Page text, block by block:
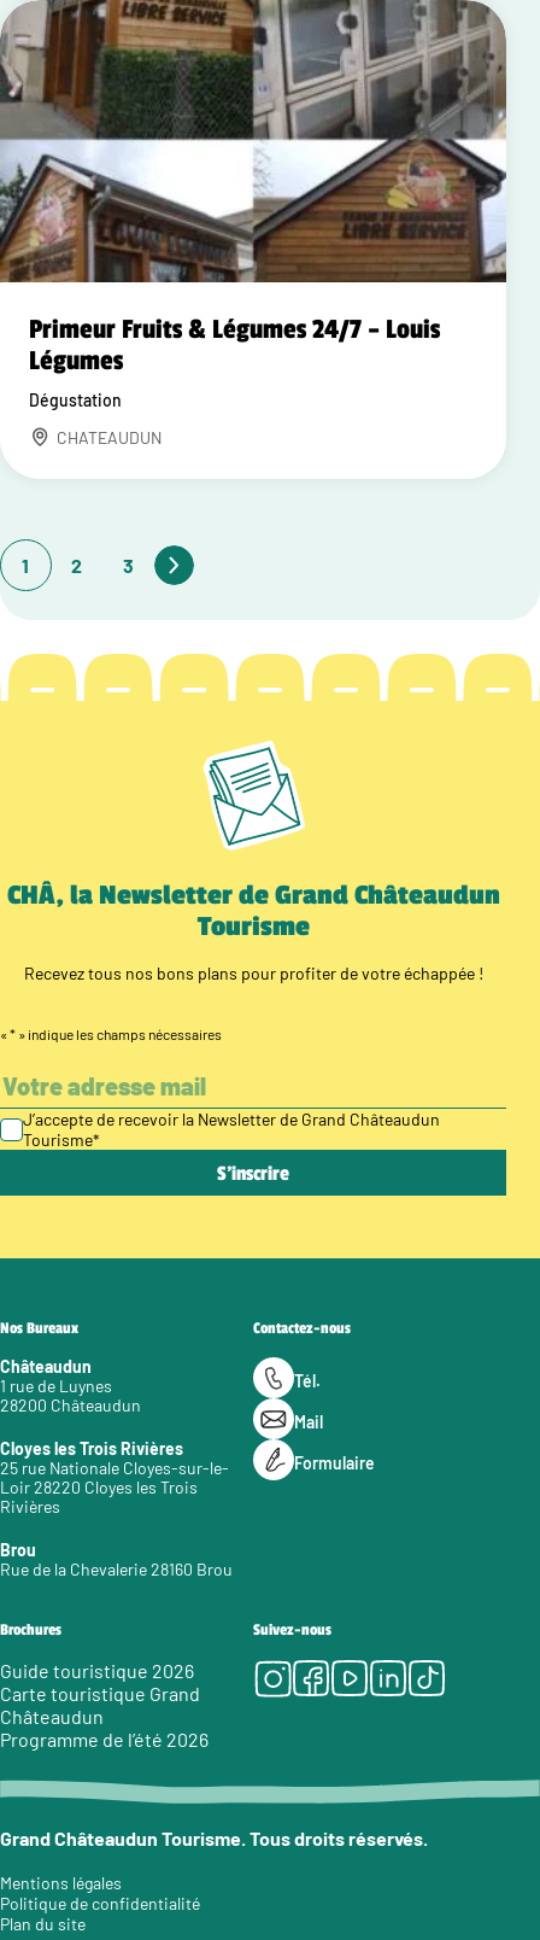
Primeur Fruits & Légumes 24/7 – Louis
Légumes
Dégustation
CHATEAUDUN
1 2 3
CHÂ, la Newsletter de Grand Châteaudun
Tourisme
Recevez tous nos bons plans pour profiter de votre échappée !
« * » indique les champs nécessaires
J’accepte de recevoir la Newsletter de Grand Châteaudun
Tourisme*
Nos Bureaux
Châteaudun
1 rue de Luynes
28200 Châteaudun
Cloyes les Trois Rivières
25 rue Nationale Cloyes-sur-le-
Loir 28220 Cloyes les Trois
Rivières
Brou
Rue de la Chevalerie 28160 Brou
Contactez-nous
Tél.
Mail
Formulaire
Brochures
Guide touristique 2026
Carte touristique Grand
Châteaudun
Programme de l’été 2026
Suivez-nous
Instagram
Facebook
Youtube
LinkedIn
Tiktok
Grand Châteaudun Tourisme. Tous droits réservés.
Mentions légales
Politique de confidentialité
Plan du site